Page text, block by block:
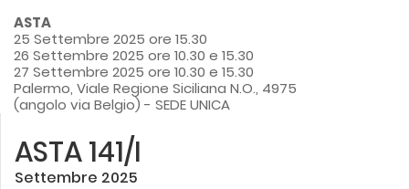
ASTA
25 Settembre 2025 ore 15.30
26 Settembre 2025 ore 10.30 e 15.30
27 Settembre 2025 ore 10.30 e 15.30
Palermo, Viale Regione Siciliana N.O., 4975
(angolo via Belgio) - SEDE UNICA
ASTA 141/I
Settembre 2025